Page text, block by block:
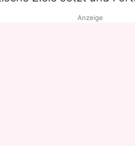
Datenschutzerklärung
Nutzungsbedingungen
Anzeige